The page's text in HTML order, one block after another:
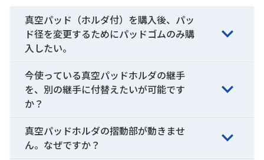
真空パッド（ホルダ付）を購入後、パッ
ド径を変更するためにパッドゴムのみ購
入したい。
今使っている真空パッドホルダの継手
を、別の継手に付替えたいが可能です
か？
真空パッドホルダの摺動部が動きませ
ん。なぜですか？